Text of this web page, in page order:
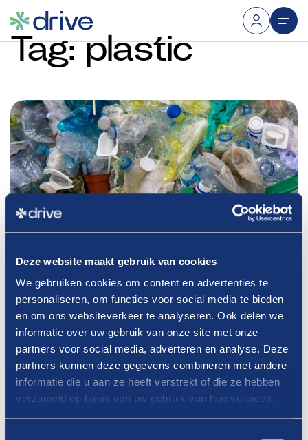
Deze website maakt gebruik van cookies
We gebruiken cookies om content en advertenties te
personaliseren, om functies voor social media te bieden
en om ons websiteverkeer te analyseren. Ook delen we
informatie over uw gebruik van onze site met onze
partners voor social media, adverteren en analyse. Deze
partners kunnen deze gegevens combineren met andere
informatie die u aan ze heeft verstrekt of die ze hebben
verzameld op basis van uw gebruik van hun services.
Tag: plastic
Geen meerprijs meer voor plastic
bekers en bakjes voor onderweg vanaf
2026
Lees verder